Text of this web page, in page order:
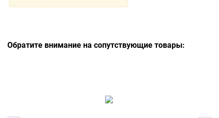
Обратите внимание на сопутствующие товары: